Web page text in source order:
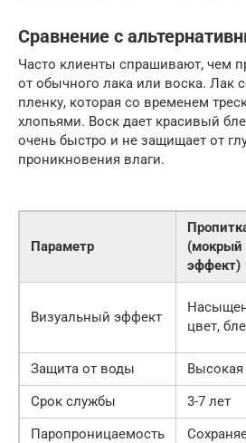
Сравнение с
Часто клиенты спрашивают, чем
от обычного лака или воска. Лак
пленку, которая со временем
хлопьями. Воск дает красивый
очень быстро и не защищает от
проникновения влаги.
Параметр
(мокрый
эффект)
Визуальный эффект
цвет,
Защита от воды Высокая
Срок службы
3-7 лет
Паропроницаемость